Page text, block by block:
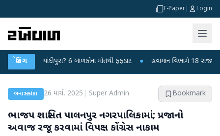
E-Paper Login
બ્રેકિંગ
કે ચાંદીપુરા? 6 બાળકોના મોતથી ફફડાટ ● હવામાન વિભાગે 18 રાજ્યો માટે ભારે
બનાસકાંઠા 26 માર્ચ, 2025 Super Admin Bookmark
ભાજપ શાસિત પાલનપુર નગરપાલિકામાં; પ્રજાનો
અવાજ રજૂ કરવામાં વિપક્ષ કોંગ્રેસ નાકામ